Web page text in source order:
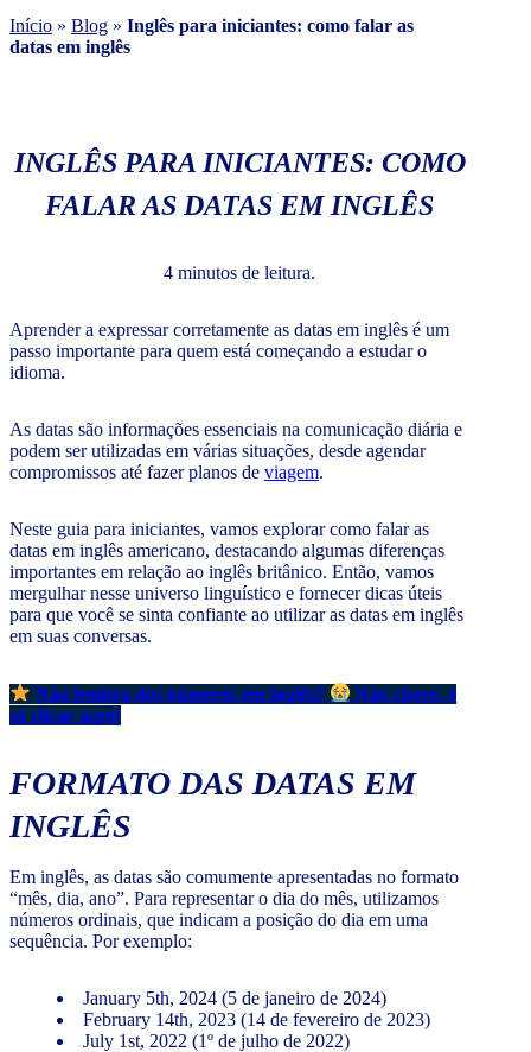
Início » Blog » Inglês para iniciantes: como falar as
datas em inglês
INGLÊS PARA INICIANTES: COMO
FALAR AS DATAS EM INGLÊS
4 minutos de leitura.
Aprender a expressar corretamente as datas em inglês é um
passo importante para quem está começando a estudar o
idioma.
As datas são informações essenciais na comunicação diária e
podem ser utilizadas em várias situações, desde agendar
compromissos até fazer planos de viagem.
Neste guia para iniciantes, vamos explorar como falar as
datas em inglês americano, destacando algumas diferenças
importantes em relação ao inglês britânico. Então, vamos
mergulhar nesse universo linguístico e fornecer dicas úteis
para que você se sinta confiante ao utilizar as datas em inglês
em suas conversas.
Não lembra dos números em inglês?
Não chore. é
só clicar aqui!
FORMATO DAS DATAS EM
INGLÊS
Em inglês, as datas são comumente apresentadas no formato
“mês, dia, ano”. Para representar o dia do mês, utilizamos
números ordinais, que indicam a posição do dia em uma
sequência. Por exemplo:
January 5th, 2024 (5 de janeiro de 2024)
February 14th, 2023 (14 de fevereiro de 2023)
July 1st, 2022 (1º de julho de 2022)